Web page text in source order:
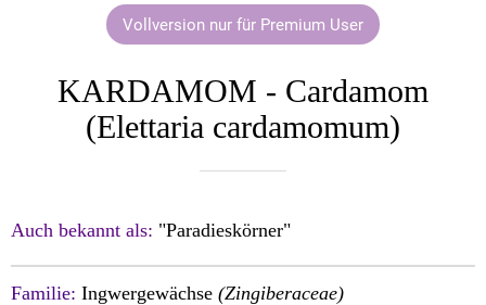
Vollversion nur für Premium User
KARDAMOM - Cardamom
(Elettaria cardamomum)
Auch bekannt als: "Paradieskörner"
Familie: Ingwergewächse (Zingiberaceae)